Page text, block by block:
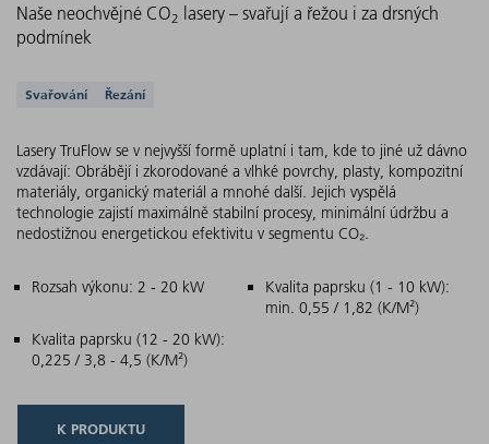
Naše neochvějné CO2 lasery – svařují a řežou i za drsných
podmínek
Podporovaná řešení
Svařování Řezání
Lasery TruFlow se v nejvyšší formě uplatní i tam, kde to jiné už dávno
vzdávají: Obrábějí i zkorodované a vlhké povrchy, plasty, kompozitní
materiály, organický materiál a mnohé další. Jejich vyspělá
technologie zajistí maximálně stabilní procesy, minimální údržbu a
nedostižnou energetickou efektivitu v segmentu CO₂.
Hlavní charakteristiky
Rozsah výkonu: 2 - 20 kW
Kvalita paprsku (1 - 10 kW):
min. 0,55 / 1,82 (K/M²)
Kvalita paprsku (12 - 20 kW):
0,225 / 3,8 - 4,5 (K/M²)
K PRODUKTU